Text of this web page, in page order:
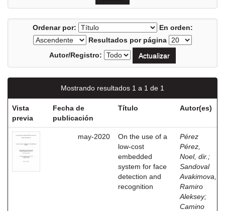
Ordenar por:
En orden:
Resultados por página
Autor/Registro:
Mostrando resultados 1 a 1 de 1
Vista
previa
Fecha de
publicación
Título Autor(es)
may-2020
On the use of a
low-cost
embedded
system for face
detection and
recognition
Pérez
Pérez,
Noel, dir. ;
Sandoval
Avakimova,
Ramiro
Aleksey;
Camino